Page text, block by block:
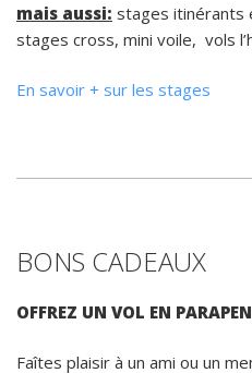
mais aussi: stages itinérants
stages cross, mini voile, vols
En savoir + sur les stages
BONS CADEAUX
OFFREZ UN VOL EN
Faîtes plaisir à un ami ou un